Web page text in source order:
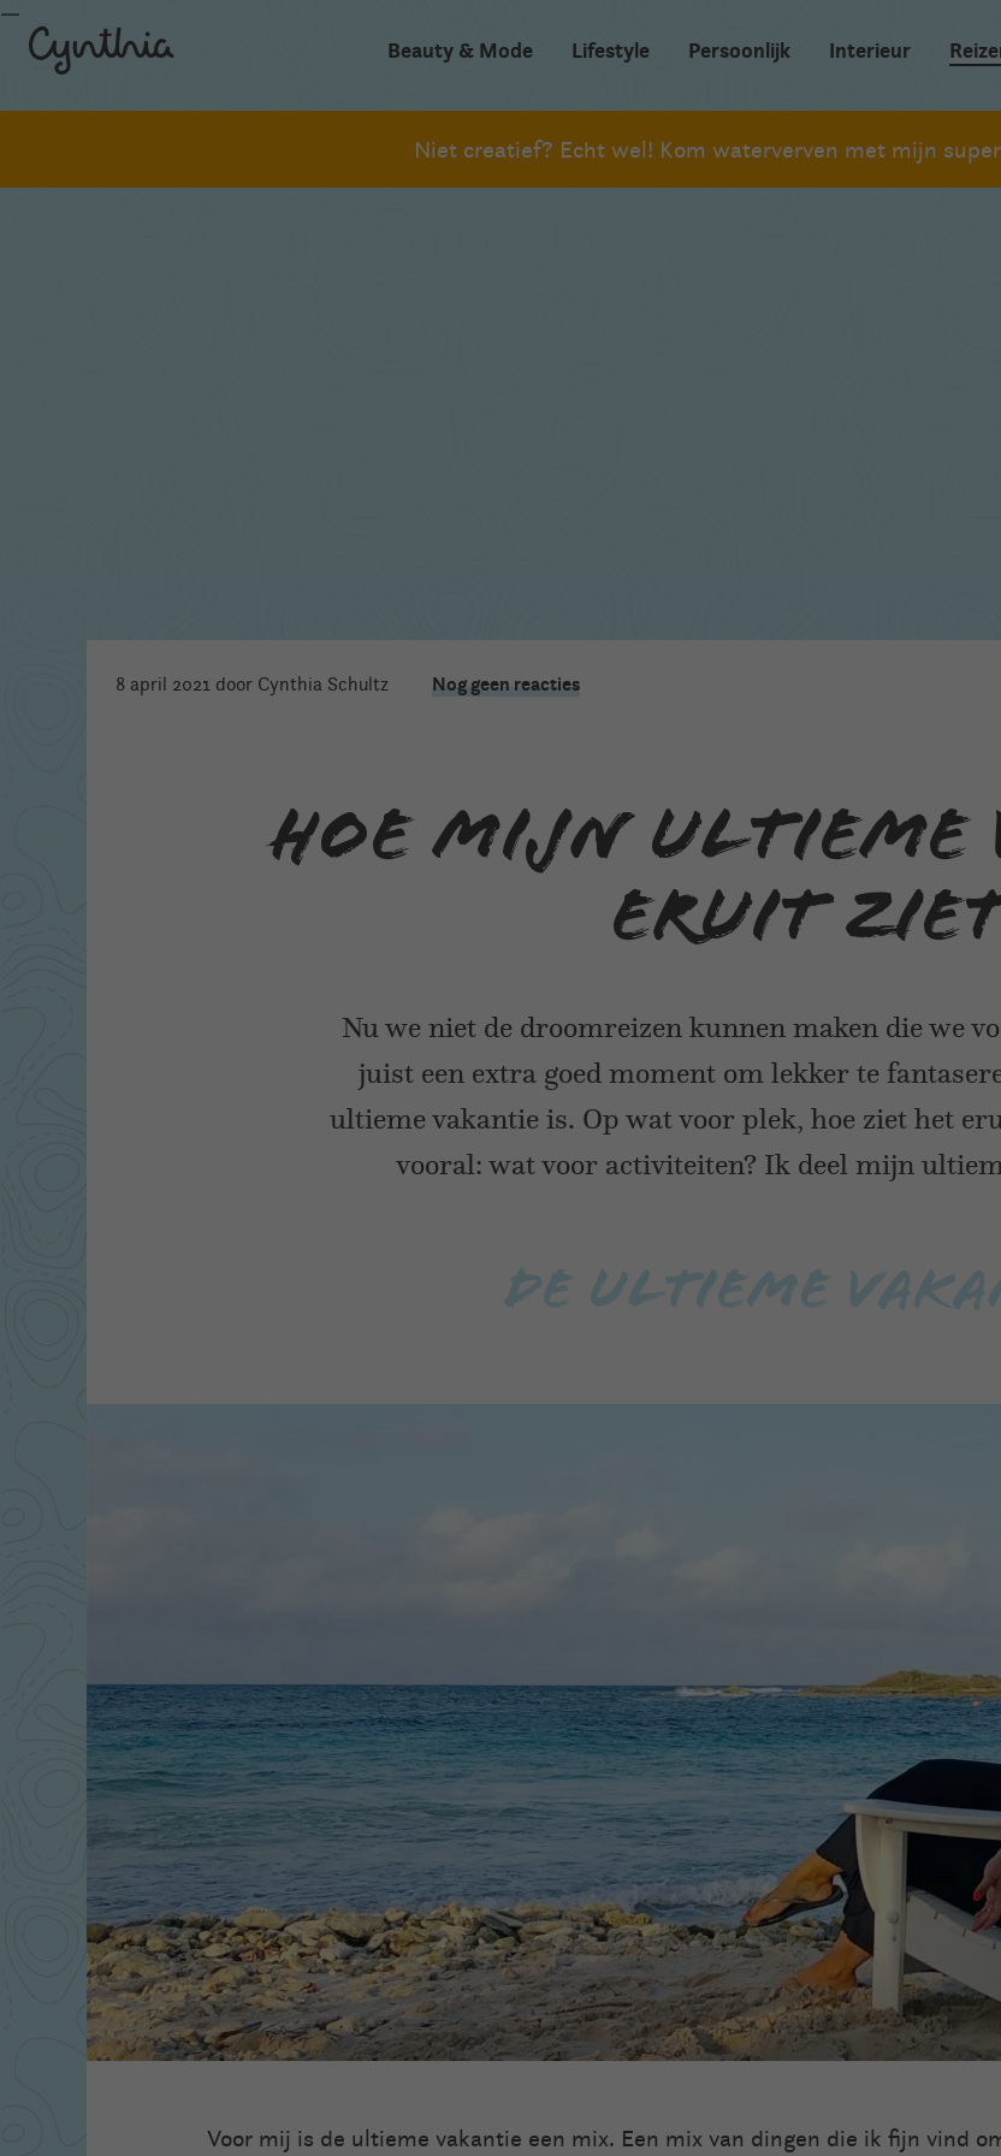
Beauty & Mode Lifestyle Persoonlijk Interieur
Niet creatief? Echt wel! Kom waterverven met mijn
8 april 2021 door Cynthia Schultz Nog geen reacties
Hoe mijn ultieme
eruit
Nu we niet de droomreizen kunnen maken die we
juist een extra goed moment om lekker te
ultieme vakantie is. Op wat voor plek, hoe ziet het
vooral: wat voor activiteiten? Ik deel mijn
De ultieme
Voor mij is de ultieme vakantie een mix. Een mix van dingen die ik fijn vind